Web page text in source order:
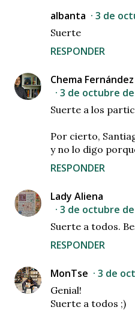
albanta 3 de
Suerte
RESPONDER
Chema Fernández
3 de octubre de
Suerte a los
Por cierto,
y no lo digo
RESPONDER
Lady Aliena
3 de octubre de
Suerte a todos.
RESPONDER
MonTse 3 de
Genial!
Suerte a todos ;)